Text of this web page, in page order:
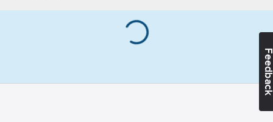
duschstång
För